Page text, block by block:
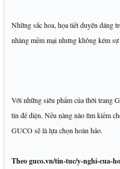
Những sắc hoa, họa tiết duyên dáng
nhàng mềm mại nhưng không kém
Với những siêu phẩm của thời trang
tin để diện. Nếu nàng nào tìm kiếm
GUCO sẽ là lựa chọn hoàn hảo.
Theo guco.vn/tin-tuc/y-nghi-cua-